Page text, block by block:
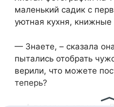
маленький садик с
уютная кухня, книжные
— Знаете, – сказала
пытались отобрать
верили, что можете
теперь?